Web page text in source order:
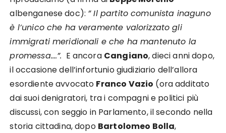
albenganese doc): ” Il partito comunista inaguno
è l’unico che ha veramente valorizzato gli
immigrati meridionali e che ha mantenuto la
promessa….”. E ancora Cangiano, dieci anni dopo,
il occasione dell’infortunio giudiziario dell’allora
esordiente avvocato Franco Vazio (ora additato
dai suoi denigratori, tra i compagni e politici più
discussi, con seggio in Parlamento, il secondo nella
storia cittadina, dopo Bartolomeo Bolla,